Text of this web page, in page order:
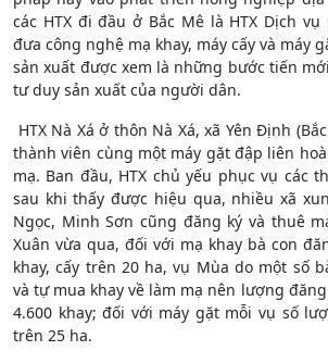
các HTX đi đầu ở Bắc Mê là HTX Dịch
đưa công nghệ mạ khay, máy cấy và máy
sản xuất được xem là những bước tiến
tư duy sản xuất của người dân.
HTX Nà Xá ở thôn Nà Xá, xã Yên Định
thành viên cùng một máy gặt đập liên
mạ. Ban đầu, HTX chủ yếu phục vụ các
sau khi thấy được hiệu qua, nhiều xã
Ngọc, Minh Sơn cũng đăng ký và thuê
Xuân vừa qua, đối với mạ khay bà con
khay, cấy trên 20 ha, vụ Mùa do một số
và tự mua khay về làm mạ nên lượng
4.600 khay; đối với máy gặt mỗi vụ số
trên 25 ha.